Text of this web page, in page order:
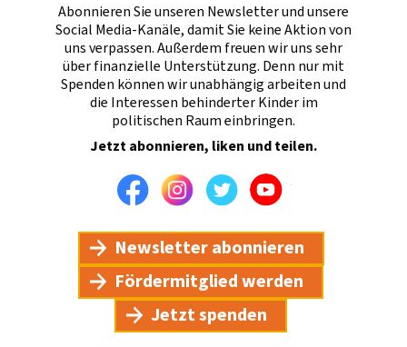
Abonnieren Sie unseren Newsletter und unsere
Social Media-Kanäle, damit Sie keine Aktion von
uns verpassen. Außerdem freuen wir uns sehr
über finanzielle Unterstützung. Denn nur mit
Spenden können wir unabhängig arbeiten und
die Interessen behinderter Kinder im
politischen Raum einbringen.
Jetzt abonnieren, liken und teilen.
FacebookInstagramTwitterYoutube
Newsletter abonnieren
Fördermitglied werden
Jetzt spenden